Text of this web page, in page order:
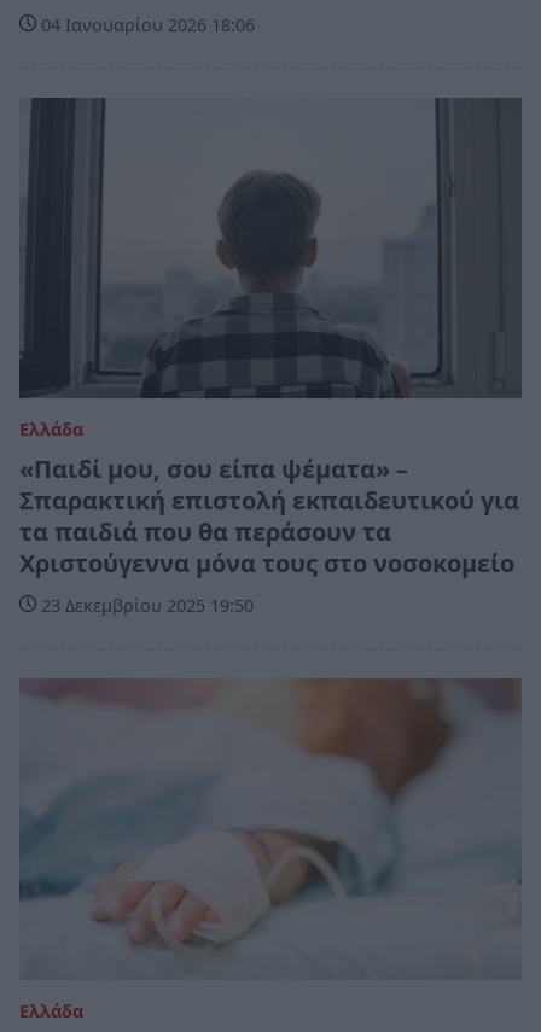
04 Ιανουαρίου 2026 18:06
Ελλάδα
«Παιδί μου, σου είπα ψέματα» –
Σπαρακτική επιστολή εκπαιδευτικού για
τα παιδιά που θα περάσουν τα
Χριστούγεννα μόνα τους στο νοσοκομείο
23 Δεκεμβρίου 2025 19:50
Ελλάδα